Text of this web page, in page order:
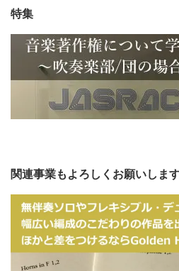
特集
関連事業もよろしくお願いしま